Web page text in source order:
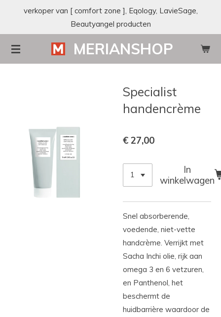
de
hoofdinhoud
MERIANSHOP
verkoper van [ comfort zone ], Eqology, LavieSage,
Beautyangel producten
Specialist
handencrème
€ 27,00
In
winkelwagen
Snel absorberende,
voedende, niet-vette
handcrème. Verrijkt met
Sacha Inchi olie, rijk aan
omega 3 en 6 vetzuren,
en Panthenol, het
beschermt de
huidbarrière waardoor de